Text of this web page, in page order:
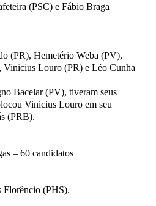
(PSC) e Fábio Braga
(PR), Hemetério Weba (PV),
Louro (PR) e Léo Cunha
Bacelar (PV), tiveram seus
Vinicius Louro em seu
(PRB).
– 60 candidatos
Florêncio (PHS).